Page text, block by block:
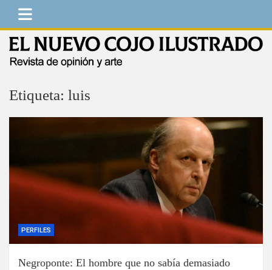
Saltar
contenido
Etiqueta: luis
PERFILES
Negroponte: El hombre que no sabía demasiado